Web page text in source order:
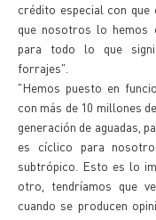
crédito especial con
que nosotros lo hemos
para todo lo que
forrajes".
"Hemos puesto en
con más de 10 millones
generación de aguadas,
es cíclico para
subtrópico. Esto es lo
otro, tendríamos que
cuando se producen